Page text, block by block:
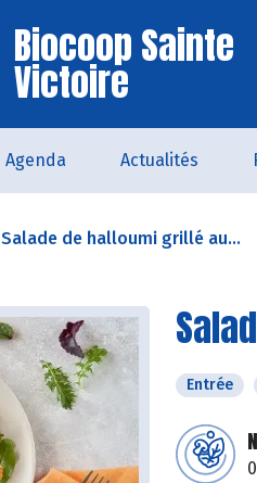
Biocoop Sainte
Victoire
Agenda Actualités
Salade de halloumi grillé au...
Entrée